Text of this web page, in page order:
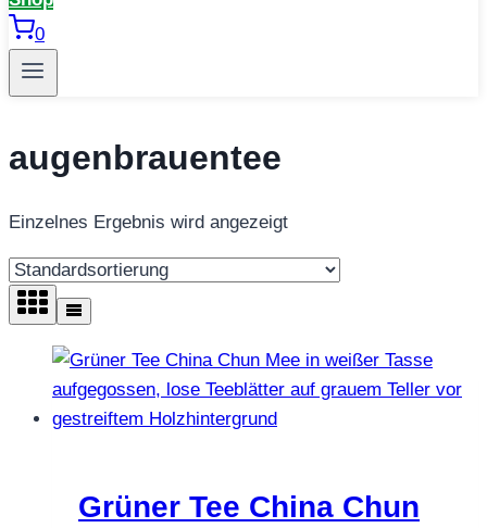
0
augenbrauentee
Einzelnes Ergebnis wird angezeigt
Grüner Tee China Chun